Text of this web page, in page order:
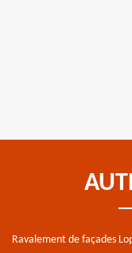
Ravalement de façades